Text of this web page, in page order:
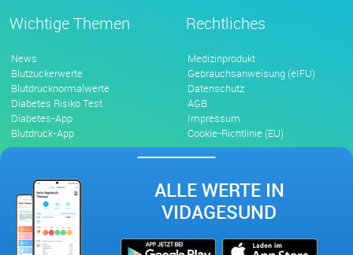
ALLE WERTE IN
VIDAGESUND
Wichtige Themen
News
Blutzuckerwerte
Blutdrucknormalwerte
Diabetes Risiko Test
Diabetes-App
Blutdruck-App
Rechtliches
Medizinprodukt
Gebrauchsanweisung (eIFU)
Datenschutz
AGB
Impressum
Cookie-Richtlinie (EU)
© 2026 VidaWell GmbH | Alle Rechte vorbehalten